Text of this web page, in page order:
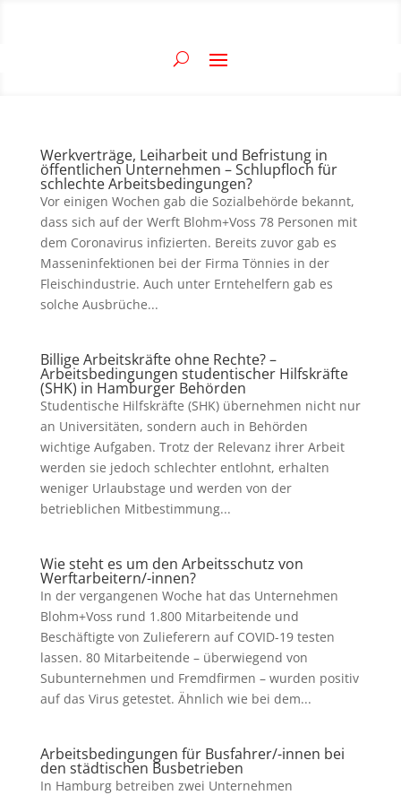
Werkverträge, Leiharbeit und Befristung in
öffentlichen Unternehmen – Schlupfloch für
schlechte Arbeitsbedingungen?
Vor einigen Wochen gab die Sozialbehörde bekannt,
dass sich auf der Werft Blohm+Voss 78 Personen mit
dem Coronavirus infizierten. Bereits zuvor gab es
Masseninfektionen bei der Firma Tönnies in der
Fleischindustrie. Auch unter Erntehelfern gab es
solche Ausbrüche...
Billige Arbeitskräfte ohne Rechte? –
Arbeitsbedingungen studentischer Hilfskräfte
(SHK) in Hamburger Behörden
Studentische Hilfskräfte (SHK) übernehmen nicht nur
an Universitäten, sondern auch in Behörden
wichtige Aufgaben. Trotz der Relevanz ihrer Arbeit
werden sie jedoch schlechter entlohnt, erhalten
weniger Urlaubstage und werden von der
betrieblichen Mitbestimmung...
Wie steht es um den Arbeitsschutz von
Werftarbeitern/-innen?
In der vergangenen Woche hat das Unternehmen
Blohm+Voss rund 1.800 Mitarbeitende und
Beschäftigte von Zulieferern auf COVID-19 testen
lassen. 80 Mitarbeitende – überwiegend von
Subunternehmen und Fremdfirmen – wurden positiv
auf das Virus getestet. Ähnlich wie bei dem...
Arbeitsbedingungen für Busfahrer/-innen bei
den städtischen Busbetrieben
In Hamburg betreiben zwei Unternehmen